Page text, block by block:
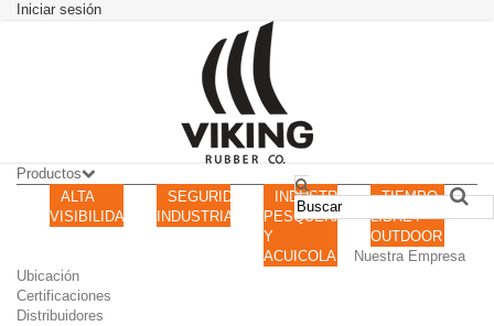
Iniciar sesión
Productos
ALTA
VISIBILIDAD
SEGURIDAD
INDUSTRIAL
INDUSTRIA
PESQUERA
Y
ACUICOLA
TIEMPO
LIBRE /
OUTDOOR
Nuestra Empresa
Ubicación
Certificaciones
Distribuidores